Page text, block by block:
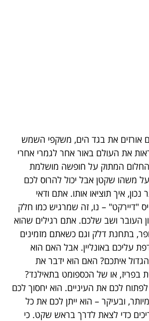
אורזים את בגד הים, משקפי השמש
את העולם באור אחר לגמרי אחרי
המתוק על חופשה מושלמת
משהו שקטן אבל יכול להרוס לכם
איך תוציאו אותו. אתם ודאי
"דיירקט" – נו, זה שמרגיש כמו חלק
העובר ושב שלכם. אתם רגילים שהוא
בתחנת דלק וגם כשאתם מזמינים
עליכם באונליין. אבל האם הוא
איתכם? האם הוא ידבר את
בפריז, או של הכספומט בתאילנד?
לכם את העיניים. הוא יחסוך לכם
ובעיקר – הוא ייתן לכם את כל
כדי לצאת לדרך בראש שקט. כי